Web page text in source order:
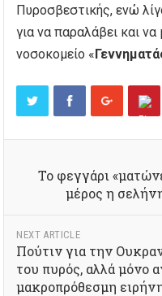
Πυροσβεστικής, ενώ
για να παραλάβει και
νοσοκομείο «
Το φεγγάρι
μέρος η
NEXT ARTICLE
Πούτιν για την
του πυρός, αλλά μόνο
μακροπρόθεσμη